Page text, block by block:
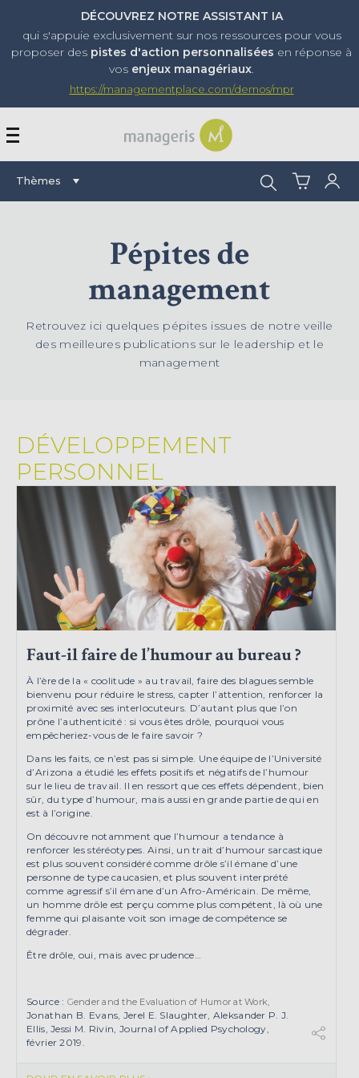
DÉCOUVREZ NOTRE ASSISTANT IA
qui s'appuie exclusivement sur nos ressources pour vous
proposer des pistes d'action personnalisées en réponse à
vos enjeux managériaux.
https://managementplace.com/demos/mpr
AFFICHER OU
Thèmes Rechercher :
Pépites de
management
Retrouvez ici quelques pépites issues de notre veille
des meilleures publications sur le leadership et le
management
DÉVELOPPEMENT
PERSONNEL
Faut-il faire de l’humour au bureau ?
À l’ère de la « coolitude » au travail, faire des blagues semble
bienvenu pour réduire le stress, capter l’attention, renforcer la
proximité avec ses interlocuteurs. D’autant plus que l’on
prône l’authenticité : si vous êtes drôle, pourquoi vous
empêcheriez-vous de le faire savoir ?
Dans les faits, ce n’est pas si simple. Une équipe de l’Université
d’Arizona a étudié les effets positifs et négatifs de l’humour
sur le lieu de travail. Il en ressort que ces effets dépendent, bien
sûr, du type d’humour, mais aussi en grande partie de qui en
est à l’origine.
On découvre notamment que l’humour a tendance à
renforcer les stéréotypes. Ainsi, un trait d’humour sarcastique
est plus souvent considéré comme drôle s’il émane d’une
personne de type caucasien, et plus souvent interprété
comme agressif s’il émane d’un Afro-Américain. De même,
un homme drôle est perçu comme plus compétent, là où une
femme qui plaisante voit son image de compétence se
dégrader.
Être drôle, oui, mais avec prudence…
Source : Gender and the Evaluation of Humor at Work,
Jonathan B. Evans, Jerel E. Slaughter, Aleksander P. J.
Ellis, Jessi M. Rivin, Journal of Applied Psychology,
février 2019.